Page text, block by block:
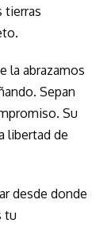
tierras
la abrazamos
Sepan
Su
libertad de
desde donde
tu